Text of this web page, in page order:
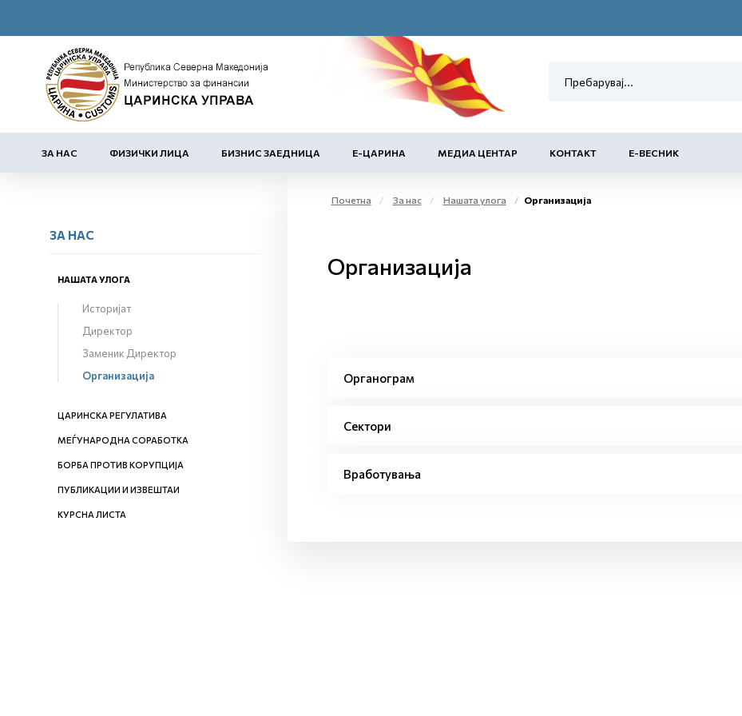
ЗА НАС ФИЗИЧКИ ЛИЦА БИЗНИС ЗАЕДНИЦА Е-ЦАРИНА МЕДИА ЦЕНТАР КОНТАКТ Е-ВЕСНИК
ЗА НАС
НАШАТА УЛОГА
Историјат
Директор
Заменик Директор
Организација
ЦАРИНСКА РЕГУЛАТИВА
МЕЃУНАРОДНА СОРАБОТКА
БОРБА ПРОТИВ КОРУПЦИЈА
ПУБЛИКАЦИИ И ИЗВЕШТАИ
КУРСНА ЛИСТА
Почетна За нас Нашата улога Организација
Организација
Органограм
Сектори
Вработувања